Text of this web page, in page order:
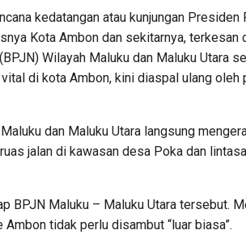
kedatangan atau kunjungan
Kota Ambon dan sekitarnya, terkesan
Wilayah Maluku dan Maluku Utara
vital di kota Ambon, kini diaspal ulang oleh
dan Maluku Utara langsung
jalan di kawasan desa Poka dan
BPJN Maluku – Maluku Utara tersebut.
tidak perlu disambut “luar biasa”.